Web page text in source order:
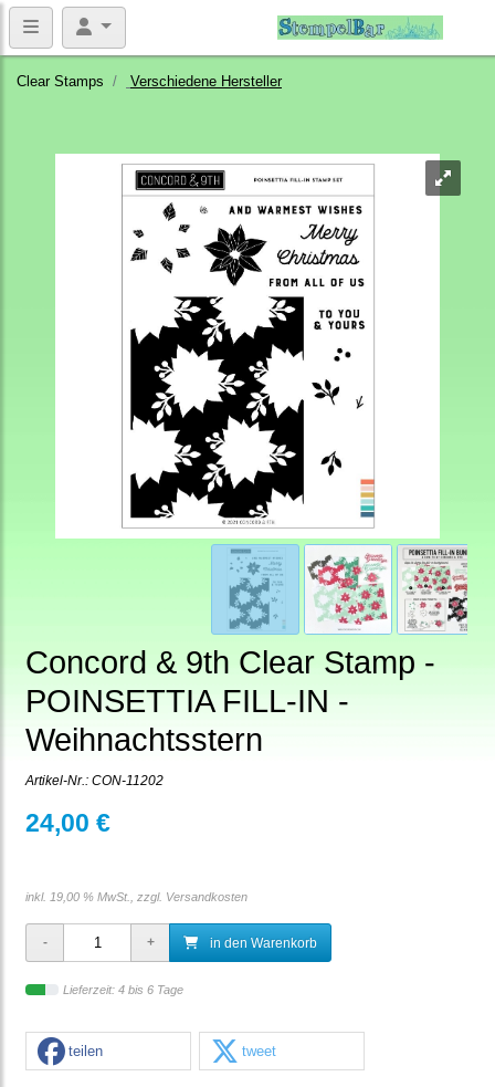
Clear Stamps Verschiedene Hersteller
Concord & 9th Clear Stamp -
POINSETTIA FILL-IN -
Weihnachtsstern
Artikel-Nr.: CON-11202
24,00 €
inkl. 19,00 % MwSt., zzgl. Versandkosten
in den Warenkorb
Lieferzeit: 4 bis 6 Tage
teilen tweet